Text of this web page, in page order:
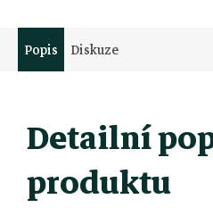
Popis Diskuze
Detailní
produktu